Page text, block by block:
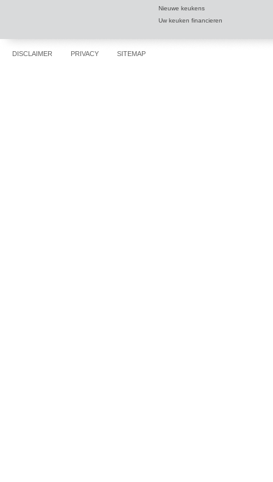
Nieuwe keukens
Uw keuken financieren
DISCLAIMER PRIVACY SITEMAP